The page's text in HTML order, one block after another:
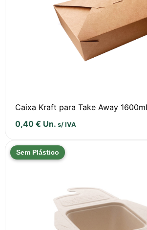
Caixa Kraft para Take Away
0,40 € Un. s/ IVA
Sem Plástico